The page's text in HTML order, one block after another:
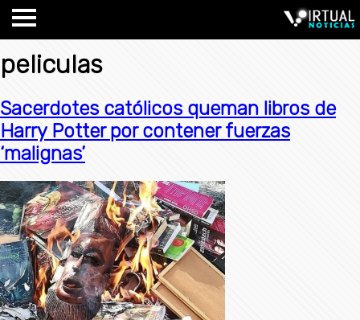
peliculas
Sacerdotes católicos queman libros de
Harry Potter por contener fuerzas
‘malignas’